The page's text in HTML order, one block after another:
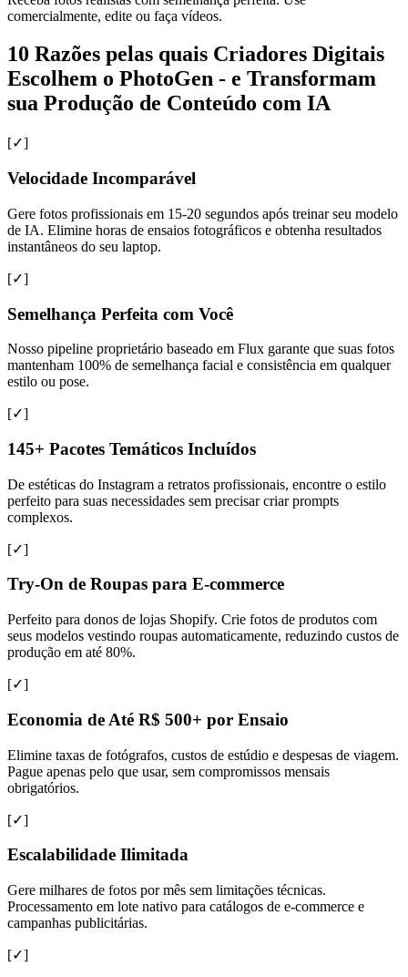
comercialmente, edite ou faça vídeos.
10 Razões pelas quais Criadores Digitais
Escolhem o PhotoGen - e Transformam
sua Produção de Conteúdo com IA
[✓]
Velocidade Incomparável
Gere fotos profissionais em 15-20 segundos após treinar seu modelo
de IA. Elimine horas de ensaios fotográficos e obtenha resultados
instantâneos do seu laptop.
[✓]
Semelhança Perfeita com Você
Nosso pipeline proprietário baseado em Flux garante que suas fotos
mantenham 100% de semelhança facial e consistência em qualquer
estilo ou pose.
[✓]
145+ Pacotes Temáticos Incluídos
De estéticas do Instagram a retratos profissionais, encontre o estilo
perfeito para suas necessidades sem precisar criar prompts
complexos.
[✓]
Try-On de Roupas para E-commerce
Perfeito para donos de lojas Shopify. Crie fotos de produtos com
seus modelos vestindo roupas automaticamente, reduzindo custos de
produção em até 80%.
[✓]
Economia de Até R$ 500+ por Ensaio
Elimine taxas de fotógrafos, custos de estúdio e despesas de viagem.
Pague apenas pelo que usar, sem compromissos mensais
obrigatórios.
[✓]
Escalabilidade Ilimitada
Gere milhares de fotos por mês sem limitações técnicas.
Processamento em lote nativo para catálogos de e-commerce e
campanhas publicitárias.
[✓]